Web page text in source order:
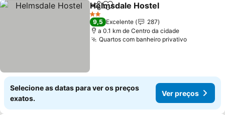
PartilharAdicionar aos favoritos
Helmsdale Hostel
2 Estrelas
9,5 Excelente
287
a 0.1 km de Centro da cidade
Quartos com banheiro privativo
Selecione as datas para ver os preços
exatos.
Ver preços